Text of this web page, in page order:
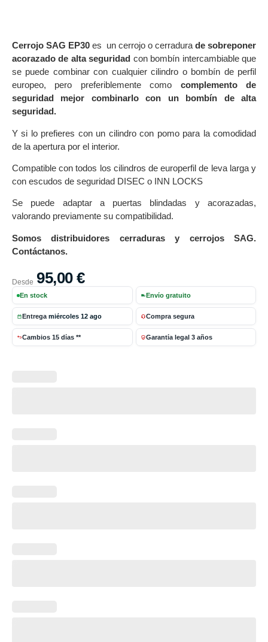
Cerrojo SAG EP30 es un cerrojo o cerradura de sobreponer
acorazado de alta seguridad con bombín intercambiable que
se puede combinar con cualquier cilindro o bombín de perfil
europeo, pero preferiblemente como complemento de
seguridad mejor combinarlo con un bombín de alta
seguridad.
Y si lo prefieres con un cilindro con pomo para la comodidad
de la apertura por el interior.
Compatible con todos los cilindros de europerfil de leva larga y
con escudos de seguridad DISEC o INN LOCKS
Se puede adaptar a puertas blindadas y acorazadas,
valorando previamente su compatibilidad.
Somos distribuidores cerraduras y cerrojos SAG.
Contáctanos.
Desde 95,00 €
En stock Envío gratuito
Entrega miércoles 12 ago Compra segura
Cambios 15 días ** Garantía legal 3 años